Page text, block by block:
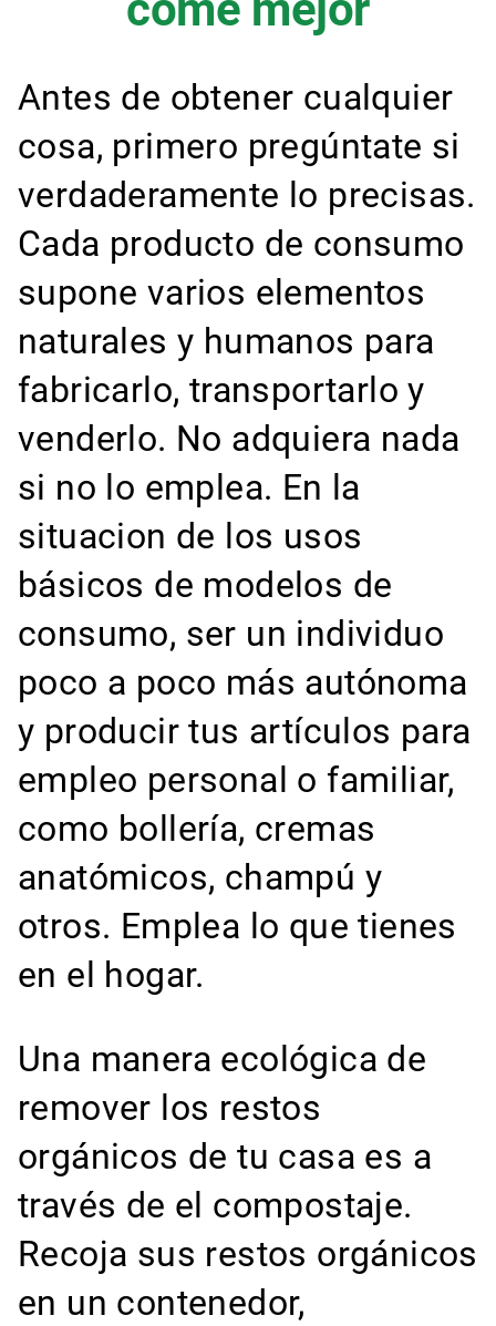
Antes de obtener cualquier
cosa, primero pregúntate si
verdaderamente lo precisas.
Cada producto de consumo
supone varios elementos
naturales y humanos para
fabricarlo, transportarlo y
venderlo. No adquiera nada
si no lo emplea. En la
situacion de los usos
básicos de modelos de
consumo, ser un individuo
poco a poco más autónoma
y producir tus artículos para
empleo personal o familiar,
como bollería, cremas
anatómicos, champú y
otros. Emplea lo que tienes
en el hogar.
Una manera ecológica de
remover los restos
orgánicos de tu casa es a
través de el compostaje.
Recoja sus restos orgánicos
en un contenedor,